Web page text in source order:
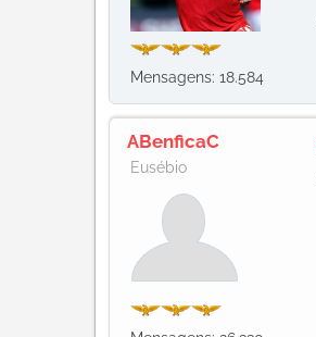
Mensagens: 18.584
ABenficaC
Eusébio